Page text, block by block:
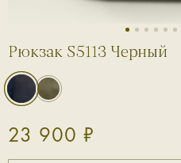
1 2 3 4 5 6
Рюкзак S5113 Черный
23 900 ₽